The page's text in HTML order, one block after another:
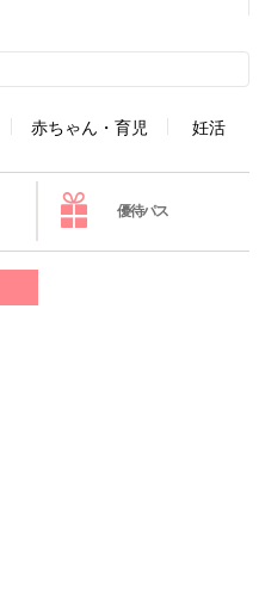
赤ちゃん・育児 妊活
優待パス